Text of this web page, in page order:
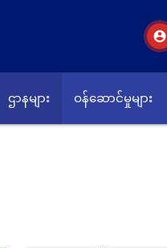
account_circle
ဌာနများ ဝန်ဆောင်မှုများ